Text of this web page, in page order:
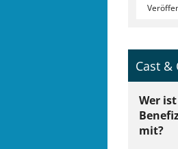
Cast &
Wer
mit?